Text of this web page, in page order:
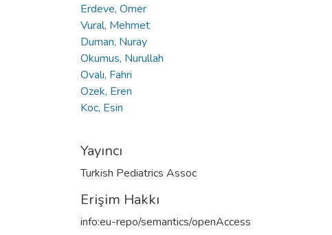
Erdeve, Omer
Vural, Mehmet
Duman, Nuray
Okumus, Nurullah
Ovalı, Fahri
Ozek, Eren
Koc, Esin
Yayıncı
Turkish Pediatrics Assoc
Erişim Hakkı
info:eu-repo/semantics/openAccess